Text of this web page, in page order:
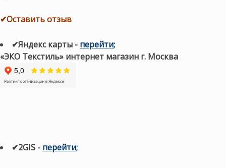
✔Оставить отзыв
✔Яндекс карты - перейти;
«ЭКО Текстиль» интернет магазин г. Москва
✔2GIS - перейти;